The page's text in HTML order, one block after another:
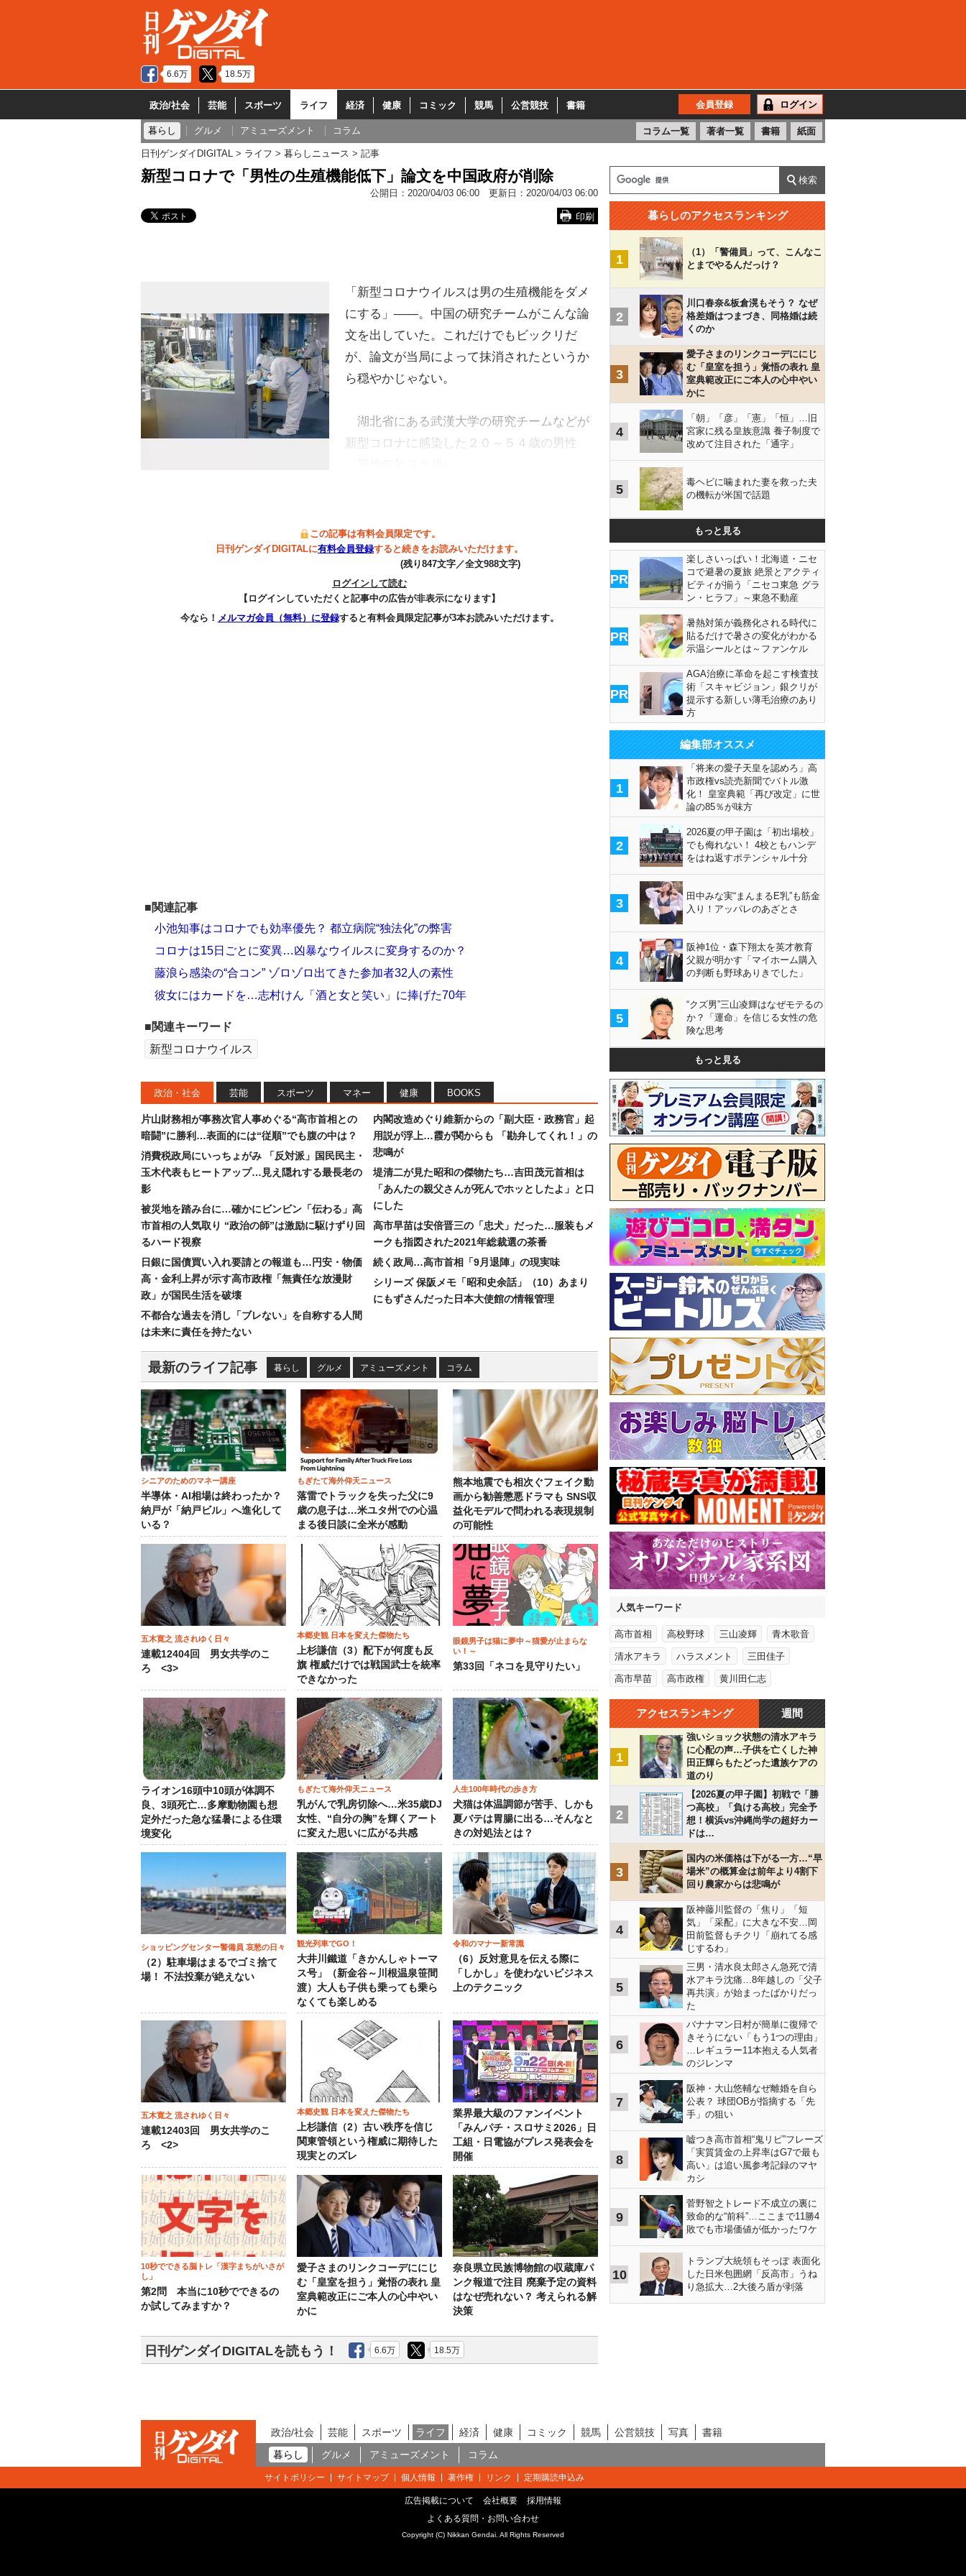
6.6万 18.5万
政治/社会 芸能 スポーツ ライフ 経済 健康 コミック 競馬 公営競技 書籍 会員登録 ログイン
暮らし グルメ アミューズメント コラム コラム一覧 著者一覧 書籍 紙面
日刊ゲンダイDIGITAL ライフ 暮らしニュース 記事
新型コロナで「男性の生殖機能低下」論文を中国政府が削除
公開日： 2020/04/03 06:00 更新日： 2020/04/03 06:00
印刷
「新型コロナウイルスは男の生殖機能をダメ
にする」――。中国の研究チームがこんな論
文を出していた。これだけでもビックリだ
が、論文が当局によって抹消されたというか
ら穏やかじゃない。
湖北省にある武漢大学の研究チームなどが
新型コロナに感染した２０～５４歳の男性
この記事は有料会員限定です。
日刊ゲンダイDIGITALに有料会員登録すると続きをお読みいただけます。
(残り847文字／全文988文字)
ログインして読む
【ログインしていただくと記事中の広告が非表示になります】
今なら！ メルマガ会員（無料）に登録すると有料会員限定記事が3本お読みいただけます。
■関連記事
小池知事はコロナでも効率優先？ 都立病院“独法化”の弊害
コロナは15日ごとに変異…凶暴なウイルスに変身するのか？
藤浪ら感染の“合コン” ゾロゾロ出てきた参加者32人の素性
彼女にはカードを…志村けん「酒と女と笑い」に捧げた70年
■関連キーワード
新型コロナウイルス
政治・社会 芸能 スポーツ マネー 健康 BOOKS
片山財務相が事務次官人事めぐる“高市首相との
暗闘”に勝利…表面的には“従順”でも腹の中は？
消費税政局にいっちょがみ 「反対派」国民民主・
玉木代表もヒートアップ…見え隠れする最長老の
影
被災地を踏み台に…確かにビンビン「伝わる」高
市首相の人気取り “政治の師”は激励に駆けずり回
るハード視察
日銀に国債買い入れ要請との報道も…円安・物価
高・金利上昇が示す高市政権「無責任な放漫財
政」が国民生活を破壊
不都合な過去を消し「ブレない」を自称する人間
は未来に責任を持たない
内閣改造めぐり維新からの「副大臣・政務官」起
用説が浮上…霞が関からも 「勘弁してくれ！」の
悲鳴が
堤清二が見た昭和の傑物たち…吉田茂元首相は
「あんたの親父さんが死んでホッとしたよ」と口
にした
高市早苗は安倍晋三の「忠犬」だった…服装もメ
ークも指図された2021年総裁選の茶番
続く政局…高市首相「9月退陣」の現実味
シリーズ 保阪メモ「昭和史余話」（10）あまり
にもずさんだった日本大使館の情報管理
最新のライフ記事 暮らし グルメ アミューズメント コラム
シニアのためのマネー講座
半導体・AI相場は終わったか？
納戸が「納戸ビル」へ進化して
いる？
もぎたて海外仰天ニュース
落雷でトラックを失った父に9
歳の息子は…米ユタ州での心温
まる後日談に全米が感動
熊本地震でも相次ぐフェイク動
画から勧善懲悪ドラマも SNS収
益化モデルで問われる表現規制
の可能性
五木寛之 流されゆく日々
連載12404回 男女共学のこ
ろ <3>
本郷史観 日本を変えた傑物たち
上杉謙信（3）配下が何度も反
旗 権威だけでは戦国武士を統率
できなかった
眼鏡男子は猫に夢中～猫愛が止まらな
い！～
第33回「ネコを見守りたい」
ライオン16頭中10頭が体調不
良、3頭死亡…多摩動物園も想
定外だった急な猛暑による住環
境変化
もぎたて海外仰天ニュース
乳がんで乳房切除へ…米35歳DJ
女性、“自分の胸”を輝くアート
に変えた思いに広がる共感
人生100年時代の歩き方
犬猫は体温調節が苦手、しかも
夏バテは胃腸に出る…そんなと
きの対処法とは？
ショッピングセンター警備員 哀愁の日々
（2）駐車場はまるでゴミ捨て
場！ 不法投棄が絶えない
観光列車でGO！
大井川鐵道「きかんしゃトーマ
ス号」（新金谷～川根温泉笹間
渡）大人も子供も乗っても乗ら
なくても楽しめる
令和のマナー新常識
（6）反対意見を伝える際に
「しかし」を使わないビジネス
上のテクニック
五木寛之 流されゆく日々
連載12403回 男女共学のこ
ろ <2>
本郷史観 日本を変えた傑物たち
上杉謙信（2）古い秩序を信じ
関東管領という権威に期待した
現実とのズレ
業界最大級のファンイベント
「みんパチ・スロサミ2026」日
工組・日電協がプレス発表会を
開催
10秒でできる脳トレ「漢字まちがいさが
し」
第2問 本当に10秒でできるの
か試してみますか？
愛子さまのリンクコーデににじ
む「皇室を担う」覚悟の表れ 皇
室典範改正にご本人の心中やい
かに
奈良県立民族博物館の収蔵庫パ
ンク報道で注目 廃棄予定の資料
はなぜ売れない？ 考えられる解
決策
日刊ゲンダイDIGITALを読もう！ 6.6万 18.5万
暮らしのアクセスランキング
1
（1）「警備員」って、こんなこ
とまでやるんだっけ？
2
川口春奈&板倉滉もそう？ なぜ
格差婚はつまづき、同格婚は続
くのか
3
愛子さまのリンクコーデににじ
む「皇室を担う」覚悟の表れ 皇
室典範改正にご本人の心中やい
かに
4
「朝」「彦」「憲」「恒」…旧
宮家に残る皇族意識 養子制度で
改めて注目された「通字」
5
毒ヘビに噛まれた妻を救った夫
の機転が米国で話題
もっと見る
PR
楽しさいっぱい！北海道・ニセ
コで避暑の夏旅 絶景とアクティ
ビティが揃う「ニセコ東急 グラ
ン・ヒラフ」～東急不動産
PR
暑熱対策が義務化される時代に
貼るだけで暑さの変化がわかる
示温シールとは～ファンケル
PR
AGA治療に革命を起こす検査技
術「スキャビジョン」銀クリが
提示する新しい薄毛治療のあり
方
編集部オススメ
1
「将来の愛子天皇を認めろ」高
市政権vs読売新聞でバトル激
化！ 皇室典範「再び改定」に世
論の85％が味方
2
2026夏の甲子園は「初出場校」
でも侮れない！ 4校ともハンデ
をはね返すポテンシャル十分
3
田中みな実“まんまるE乳”も筋金
入り！アッパレのあざとさ
4
阪神1位・森下翔太を英才教育
父親が明かす「マイホーム購入
の判断も野球ありきでした」
5
“クズ男”三山凌輝はなぜモテるの
か？「運命」を信じる女性の危
険な思考
もっと見る
人気キーワード
高市首相 高校野球 三山凌輝 青木歌音
清水アキラ ハラスメント 三田佳子
高市早苗 高市政権 黄川田仁志
アクセスランキング 週間
1
強いショック状態の清水アキラ
に心配の声…子供を亡くした神
田正輝らもたどった遺族ケアの
道のり
2
【2026夏の甲子園】初戦で「勝
つ高校」「負ける高校」完全予
想！横浜vs沖縄尚学の超好カー
ドは…
3
国内の米価格は下がる一方…“早
場米”の概算金は前年より4割下
回り農家からは悲鳴が
4
阪神藤川監督の「焦り」「短
気」「采配」に大きな不安…岡
田前監督もチクリ「崩れてる感
じするわ」
5
三男・清水良太郎さん急死で清
水アキラ沈痛…8年越しの「父子
再共演」が始まったばかりだっ
た
6
バナナマン日村が簡単に復帰で
きそうにない「もう1つの理由」
…レギュラー11本抱える人気者
のジレンマ
7
阪神・大山悠輔なぜ離婚を自ら
公表？ 球団OBが指摘する「先
手」の狙い
8
嘘つき高市首相“鬼リピ”フレーズ
「実質賃金の上昇率はG7で最も
高い」は追い風参考記録のマヤ
カシ
9
菅野智之トレード不成立の裏に
致命的な“前科”…ここまで11勝4
敗でも市場価値が低かったワケ
10
トランプ大統領もそっぽ 表面化
した日米包囲網「反高市」うね
り急拡大…2大後ろ盾が剥落
政治/社会 芸能 スポーツ ライフ 経済 健康 コミック 競馬 公営競技 写真
書籍
暮らし
グルメ アミューズメント コラム
サイトポリシー サイトマップ 個人情報 著作権 リンク 定期購読申込み
広告掲載について 会社概要
採用情報
よくある質問・お問い合わせ
Copyright (C) Nikkan Gendai. All Rights Reserved